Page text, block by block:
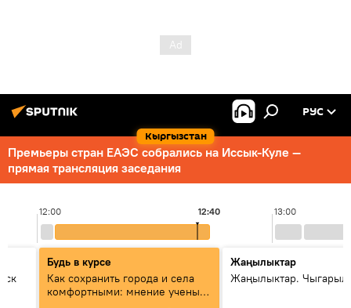
Кыргызстан
РУС
Премьеры стран ЕАЭС собрались на Иссык-Куле —
прямая трансляция заседания
12:00 13:00
12:40
Будь в курсе
Как сохранить города и села
комфортными: мнение ученых
Жаңылыктар
Жаңылыктар.